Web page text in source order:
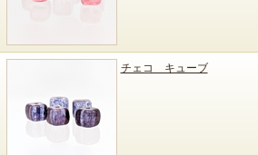
チェコ キューブ